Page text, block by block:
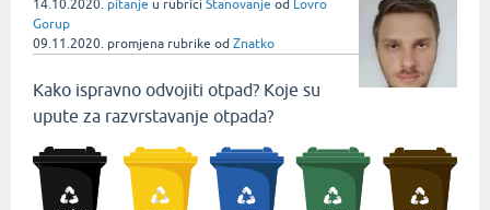
14.10.2020. pitanje u rubrici Stanovanje od Lovro
Gorup
09.11.2020. promjena rubrike od Znatko
Kako ispravno odvojiti otpad? Koje su
upute za razvrstavanje otpada?